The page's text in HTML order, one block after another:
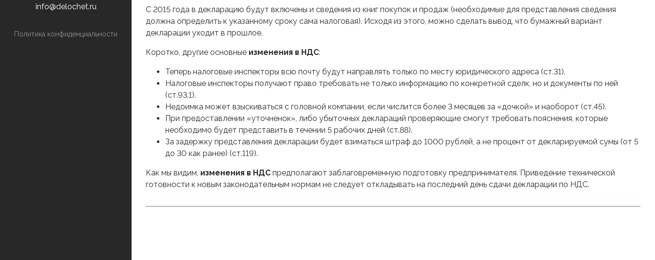
info@delochet.ru
Политика конфиденциальности
С 2015 года в декларацию будут включены и сведения из книг покупок и продаж (необходимые для представления сведения
должна определить к указанному сроку сама налоговая). Исходя из этого, можно сделать вывод, что бумажный вариант
декларации уходит в прошлое.
Коротко, другие основные изменения в НДС:
Теперь налоговые инспекторы всю почту будут направлять только по месту юридического адреса (ст.31).
Налоговые инспекторы получают право требовать не только информацию по конкретной сделк, но и документы по ней
(ст.93.1).
Недоимка может взыскиваться с головной компании, если числится более 3 месяцев за «дочкой» и наоборот (ст.45).
При предоставлении «уточненок», либо убыточных деклараций проверяющие смогут требовать пояснения, которые
необходимо будет представить в течении 5 рабочих дней (ст.88).
За задержку представления декларации будет взиматься штраф до 1000 рублей, а не процент от декларируемой сумы (от 5
до 30 как ранее) (ст.119).
Как мы видим, изменения в НДС предполагают заблаговременную подготовку предпринимателя. Приведение технической
готовности к новым законодательным нормам не следует откладывать на последний день сдачи декларации по НДС.